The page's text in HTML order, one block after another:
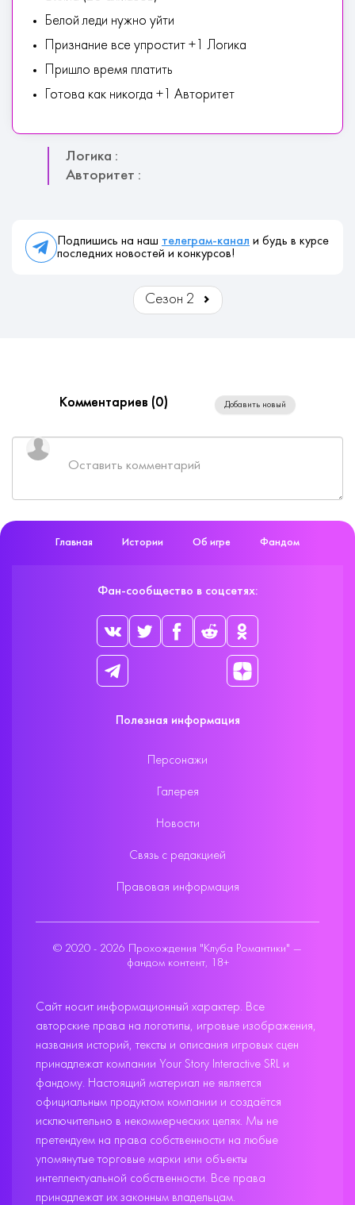
Белой леди нужно уйти
Признание все упростит +1 Логика
Пришло время платить
Готова как никогда +1 Авторитет
Логика :
Авторитет :
Подпишись на наш телеграм-канал и будь в курсе
последних новостей и конкурсов!
Сезон 2
Комментариев (0) Добавить новый
Главная Истории Об игре Фандом
Фан-сообщество в соцсетях:
Полезная информация
Персонажи
Галерея
Новости
Связь с редакцией
Правовая информация
© 2020 - 2026 Прохождения "Клуба Романтики" —
фандом контент, 18+
Сайт носит информационный характер. Все
авторские права на логотипы, игровые изображения,
названия историй, тексты и описания игровых сцен
принадлежат компании Your Story Interactive SRL и
фандому. Настоящий материал не является
официальным продуктом компании и создаётся
исключительно в некоммерческих целях. Мы не
претендуем на права собственности на любые
упомянутые торговые марки или объекты
интеллектуальной собственности. Все права
принадлежат их законным владельцам.